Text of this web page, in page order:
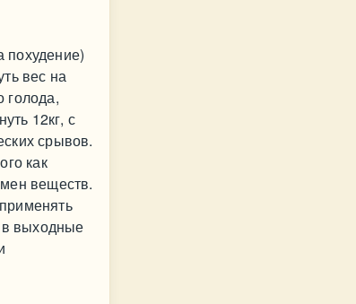
похудение)
вес на
голода,
12кг, с
срывов.
как
веществ.
в выходные